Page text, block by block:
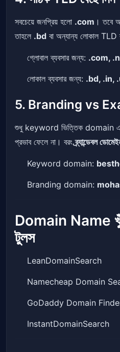
সবচেয়ে জনপ্রিয় হলো .com । তবে
তাহলে .bd বা অন্যান্য লোকাল TLD
গ্লোবাল ব্যবসার জন্য: .com,
লোকাল ব্যবসার জন্য: .bd, .in,
5. Branding vs
শুধু keyword ভিত্তিক domain
প্রভাব ফেলে না। বরংব্র্যান্ডেবল
Keyword domain:
Branding domain:
Domain Name
টুলস
LeanDomainSearch
Namecheap Domain
GoDaddy Domain
InstantDomainSearch